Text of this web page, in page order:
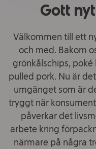
Lediga Lokaler
Hållbarhet
Våra
ICAs fyra
Gott
Välkommen till ett
och med. Bakom
grönkålschips,
pulled pork. Nu är
umgänget som är
tryggt när
påverkar det
arbete kring
närmare på några